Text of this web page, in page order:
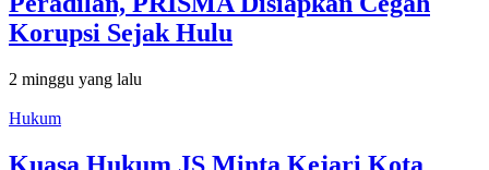
Korupsi Sejak Hulu
2 minggu yang lalu
Hukum